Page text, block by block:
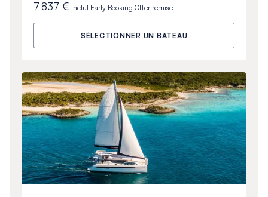
7 837 € Inclut Early Booking Offerremise
SÉLECTIONNER UN BATEAU